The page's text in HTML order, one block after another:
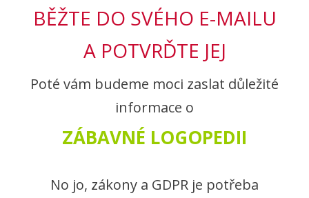
BĚŽTE DO SVÉHO E-MAILU
A POTVRĎTE JEJ
Poté vám budeme moci zaslat důležité
informace o
ZÁBAVNÉ LOGOPEDII
No jo, zákony a GDPR je potřeba